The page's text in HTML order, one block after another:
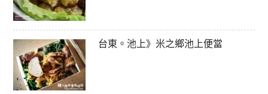
台東。池上》米之鄉池上便當